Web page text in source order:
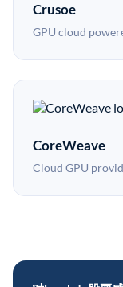
Crusoe
GPU cloud
CoreWeave
Cloud GPU